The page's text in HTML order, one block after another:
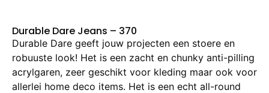
Durable Dare Jeans – 370
Durable Dare geeft jouw projecten een stoere en
robuuste look! Het is een zacht en chunky anti-pilling
acrylgaren, zeer geschikt voor kleding maar ook voor
allerlei home deco items. Het is een echt all-round